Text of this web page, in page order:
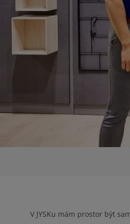
V JYSKu mám prostor být